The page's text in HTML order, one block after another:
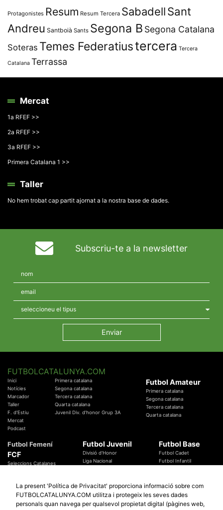
Protagonistes Resum Resum Tercera SabadellSant
Andreu Santboià Sants Segona B Segona Catalana
Soteras Temes Federatiustercera Tercera
Catalana Terrassa
Mercat
1a RFEF >>
2a RFEF >>
3a RFEF >>
Primera Catalana 1 >>
Taller
No hem trobat cap partit ajornat a la nostra base de dades.
Subscriu-te a la newsletter
FUTBOLCATALUNYA.COM
Inici
Notícies
Marcador
Taller
F. d'Estiu
Mercat
Podcast
Primera catalana
Segona catalana
Tercera catalana
Quarta catalana
Juvenil Div. d'honor Grup 3A
Futbol Amateur
Primera catalana
Segona catalana
Tercera catalana
Quarta catalana
Futbol Femení
FCF
Seleccions Catalanes
Temes Federatius
Futbol Juvenil
Divisió d'Honor
Liga Nacional
Futbol Base
Futbol Cadet
Futbol Infantil
Futbol Catalunya Especials
La present 'Política de Privacitat' proporciona informació sobre com
FUTBOLCATALUNYA.COM utilitza i protegeix les seves dades
personals quan navega per qualsevol propietat digital (pàgines web,